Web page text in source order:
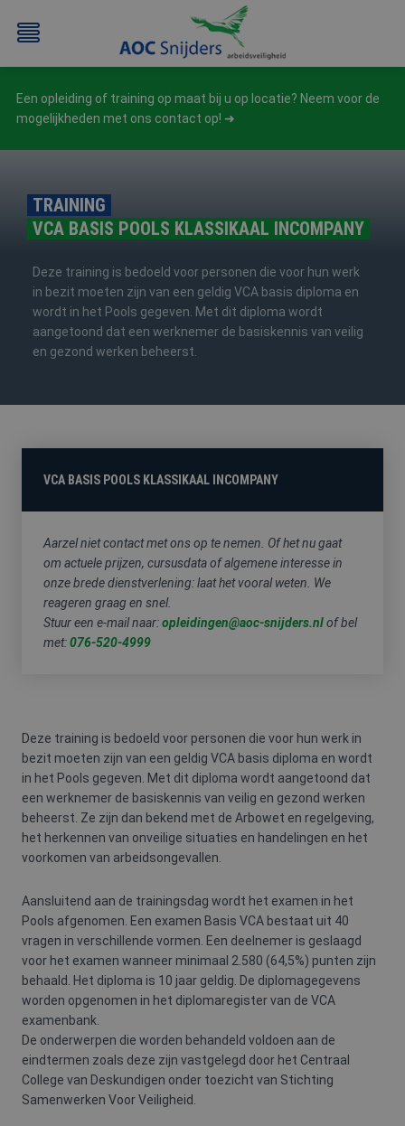
BEHEERDER
/
ATEX
/
NEN3140
BESLOTEN
BHV
EERSTE
(EHBO)
SOCIALE
REACHTRUCK
VCA
Een opleiding of training op maat bij u op locatie? Neem voor de
mogelijkheden met ons contact op!
TRAINING
VCA BASIS POOLS KLASSIKAAL INCOMPANY
Deze training is bedoeld voor personen die voor hun werk
in bezit moeten zijn van een geldig VCA basis diploma en
wordt in het Pools gegeven. Met dit diploma wordt
aangetoond dat een werknemer de basiskennis van veilig
en gezond werken beheerst.
VCA BASIS POOLS KLASSIKAAL INCOMPANY
Aarzel niet contact met ons op te nemen. Of het nu gaat
om actuele prijzen, cursusdata of algemene interesse in
onze brede dienstverlening: laat het vooral weten. We
reageren graag en snel.
Stuur een e-mail naar:opleidingen@aoc-snijders.nlof bel
met:076-520-4999
Deze training is bedoeld voor personen die voor hun werk in
bezit moeten zijn van een geldig VCA basis diploma en wordt
in het Pools gegeven. Met dit diploma wordt aangetoond dat
een werknemer de basiskennis van veilig en gezond werken
beheerst. Ze zijn dan bekend met de Arbowet en regelgeving,
het herkennen van onveilige situaties en handelingen en het
voorkomen van arbeidsongevallen.
Aansluitend aan de trainingsdag wordt het examen in het
Pools afgenomen. Een examen Basis VCA bestaat uit 40
vragen in verschillende vormen. Een deelnemer is geslaagd
voor het examen wanneer minimaal 2.580 (64,5%) punten zijn
behaald. Het diploma is 10 jaar geldig. De diplomagegevens
worden opgenomen in het diplomaregister van de VCA
examenbank.
De onderwerpen die worden behandeld voldoen aan de
eindtermen zoals deze zijn vastgelegd door het Centraal
College van Deskundigen onder toezicht van Stichting
Samenwerken Voor Veiligheid.